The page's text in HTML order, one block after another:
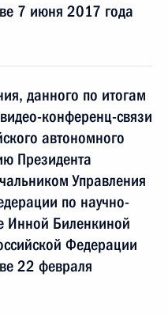
7 июня 2017 года
данного по итогам
конференц-связи
автономного
Президента
Управления
по научно-
Инной Биленкиной
Федерации
22 февраля